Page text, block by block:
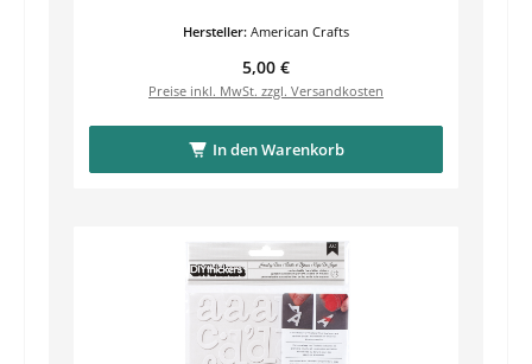
Hersteller: American Crafts
Regulärer Preis:
5,00 €
Preise inkl. MwSt. zzgl. Versandkosten
In den Warenkorb